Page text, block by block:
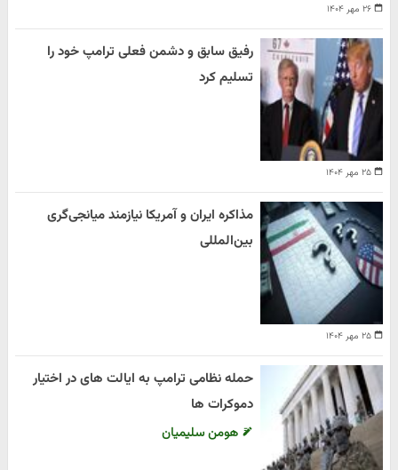
۲۶ مهر ۱۴۰۴
۲۵ مهر ۱۴۰۴
رفیق سابق و دشمن فعلی ترامپ خود را
تسلیم کرد
۲۵ مهر ۱۴۰۴
مذاکره ایران و آمریکا نیازمند میانجی‌گری
بین‌المللی
حمله نظامی ترامپ به ایالت های در اختیار
دموکرات ها
هومن سلیمیان